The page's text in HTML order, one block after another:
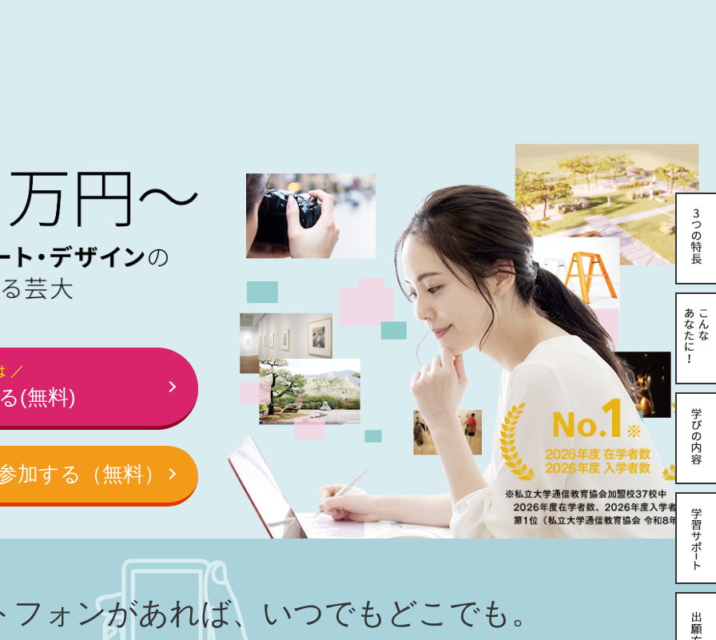
／
(無料)
加する（無料）
ォンがあれば、 いつでもどこでも。